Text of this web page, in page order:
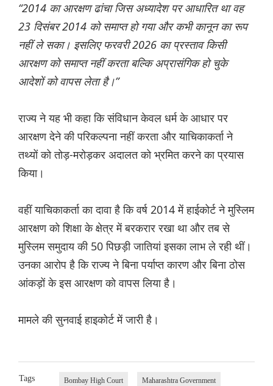
“2014 का आरक्षण ढांचा जिस अध्यादेश पर आधारित था वह
23 दिसंबर 2014 को समाप्त हो गया और कभी कानून का रूप
नहीं ले सका। इसलिए फरवरी 2026 का प्रस्ताव किसी
आरक्षण को समाप्त नहीं करता बल्कि अप्रासंगिक हो चुके
आदेशों को वापस लेता है।”
राज्य ने यह भी कहा कि संविधान केवल धर्म के आधार पर
आरक्षण देने की परिकल्पना नहीं करता और याचिकाकर्ता ने
तथ्यों को तोड़-मरोड़कर अदालत को भ्रमित करने का प्रयास
किया।
वहीं याचिकाकर्ता का दावा है कि वर्ष 2014 में हाईकोर्ट ने मुस्लिम
आरक्षण को शिक्षा के क्षेत्र में बरकरार रखा था और तब से
मुस्लिम समुदाय की 50 पिछड़ी जातियां इसका लाभ ले रही थीं।
उनका आरोप है कि राज्य ने बिना पर्याप्त कारण और बिना ठोस
आंकड़ों के इस आरक्षण को वापस लिया है।
मामले की सुनवाई हाइकोर्ट में जारी है।
Tags Bombay High Court Maharashtra Government